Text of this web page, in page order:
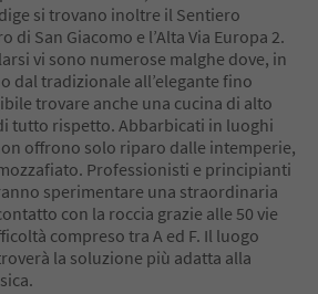
si trovano inoltre il Sentiero
di San Giacomo e l’Alta Via Europa 2.
vi sono numerose malghe dove, in
dal tradizionale all’elegante fino
trovare anche una cucina di alto
tutto rispetto. Abbarbicati in luoghi
offrono solo riparo dalle intemperie,
Professionisti e principianti
sperimentare una straordinaria
con la roccia grazie alle 50 vie
compreso tra A ed F. Il luogo
la soluzione più adatta alla